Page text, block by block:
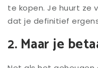
te kopen. Je huurt ze
dat je definitief
2. Maar je